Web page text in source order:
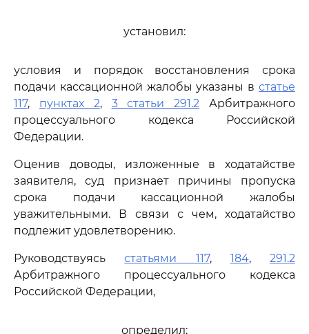
установил:
условия и порядок восстановления срока
подачи кассационной жалобы указаны в статье
117, пунктах 2, 3 статьи 291.2 Арбитражного
процессуального кодекса Российской
Федерации.
Оценив доводы, изложенные в ходатайстве
заявителя, суд признает причины пропуска
срока подачи кассационной жалобы
уважительными. В связи с чем, ходатайство
подлежит удовлетворению.
Руководствуясьстатьями 117, 184, 291.2
Арбитражного процессуального кодекса
Российской Федерации,
определил: